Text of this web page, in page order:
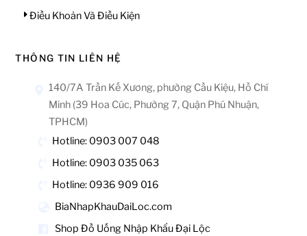
Điều Khoản Và Điều Kiện
THÔNG TIN LIÊN HỆ
140/7A Trần Kế Xương, phường Cầu Kiệu, Hồ Chí
Minh (39 Hoa Cúc, Phường 7, Quận Phú Nhuận,
TPHCM)
Hotline: 0903 007 048
Hotline: 0903 035 063
Hotline: 0936 909 016
BiaNhapKhauDaiLoc.com
Shop Đồ Uống Nhập Khẩu Đại Lộc